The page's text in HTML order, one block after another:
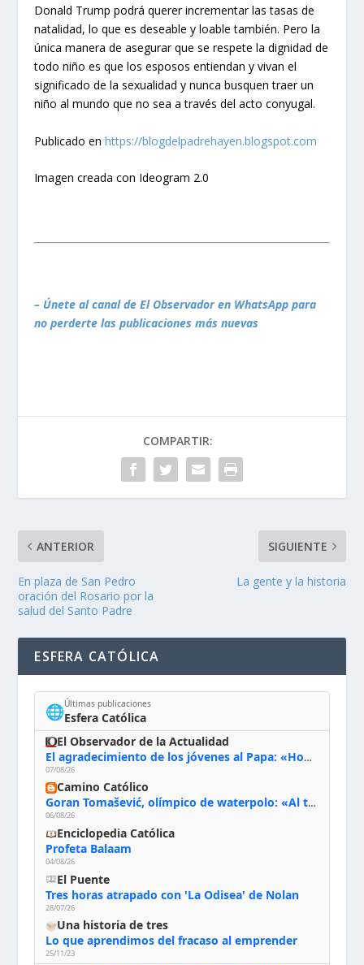
Donald Trump podrá querer incrementar las tasas de
natalidad, lo que es deseable y loable también. Pero la
única manera de asegurar que se respete la dignidad de
todo niño es que los esposos entiendan y vivan el
significado de la sexualidad y nunca busquen traer un
niño al mundo que no sea a través del acto conyugal.
Publicado enhttps://blogdelpadrehayen.blogspot.com
Imagen creada con Ideogram 2.0
– Únete al canal de El Observador en WhatsApp para
no perderte las publicaciones más nuevas
COMPARTIR:
ANTERIOR
En plaza de San Pedro
oración del Rosario por la
salud del Santo Padre
SIGUIENTE
La gente y la historia
ESFERA CATÓLICA
🌐Últimas publicaciones
Esfera Católica
El Observador de la Actualidad
El agradecimiento de los jóvenes al Papa: «Hoy nos sentimos Iglesia»
07/08/26
Camino Católico
Goran Tomašević, olímpico de waterpolo: «Al terminar el Camino de Santiago entregué mi vida a Cristo; hablé con Dios y le dije: ‘Estoy listo; estoy a tu servicio. Puedo llevar lo que sea necesario para ti’»
06/08/26
Enciclopedia Católica
Profeta Balaam
04/08/26
El Puente
Tres horas atrapado con 'La Odisea' de Nolan
28/07/26
Una historia de tres
Lo que aprendimos del fracaso al emprender
25/11/23